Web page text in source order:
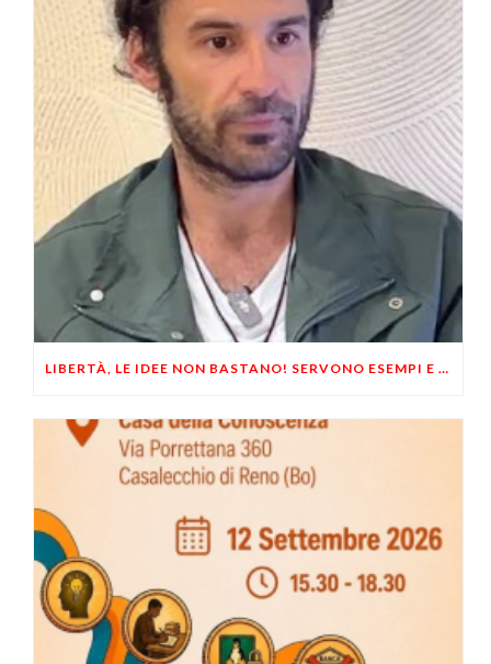
LIBERTÀ, LE IDEE NON BASTANO! SERVONO ESEMPI E UN PO’ DI COERENZA